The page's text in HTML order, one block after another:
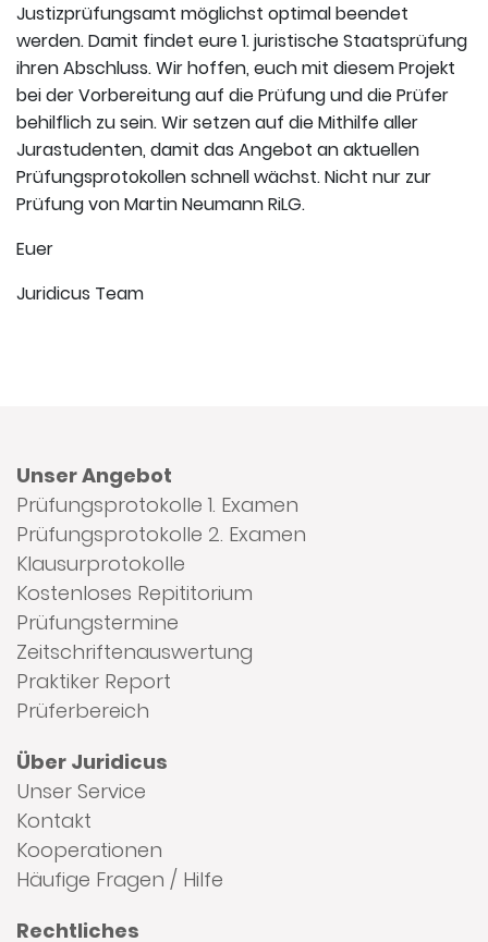
Justizprüfungsamt möglichst optimal beendet
werden. Damit findet eure 1. juristische Staatsprüfung
ihren Abschluss. Wir hoffen, euch mit diesem Projekt
bei der Vorbereitung auf die Prüfung und die Prüfer
behilflich zu sein. Wir setzen auf die Mithilfe aller
Jurastudenten, damit das Angebot an aktuellen
Prüfungsprotokollen schnell wächst. Nicht nur zur
Prüfung von Martin Neumann RiLG.
Euer
Juridicus Team
Unser Angebot
Prüfungsprotokolle 1. Examen
Prüfungsprotokolle 2. Examen
Klausurprotokolle
Kostenloses Repititorium
Prüfungstermine
Zeitschriftenauswertung
Praktiker Report
Prüferbereich
Über Juridicus
Unser Service
Kontakt
Kooperationen
Häufige Fragen / Hilfe
Rechtliches